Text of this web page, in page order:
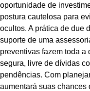
oportunidade de
postura cautelosa para
ocultos. A prática de due
suporte de uma
preventivas fazem toda a
segura, livre de dívidas
pendências. Com
aumentará suas chances